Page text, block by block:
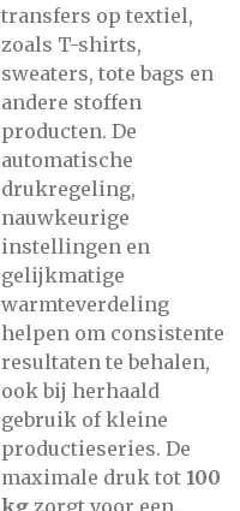
transfers op textiel,
zoals T-shirts,
sweaters, tote bags en
andere stoffen
producten. De
automatische
drukregeling,
nauwkeurige
instellingen en
gelijkmatige
warmteverdeling
helpen om consistente
resultaten te behalen,
ook bij herhaald
gebruik of kleine
productieseries. De
maximale druk tot 100
kg zorgt voor een